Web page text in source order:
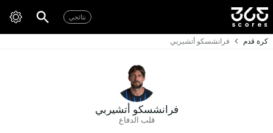
نتائجي
كرة قدم فرانشسكو أتشيربي
فرانشسكو أتشيربي
قلب الدفاع